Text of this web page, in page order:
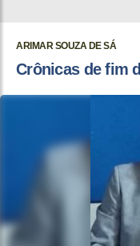
ARIMAR SOUZA DE SÁ
Crônicas de fim